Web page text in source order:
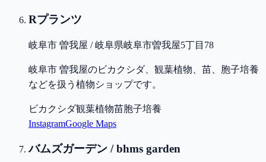
Rプランツ
岐阜市 曽我屋 / 岐阜県岐阜市曽我屋5丁目78
岐阜市 曽我屋のビカクシダ、観葉植物、苗、胞子培養
などを扱う植物ショップです。
ビカクシダ観葉植物苗胞子培養
InstagramGoogle Maps
バムズガーデン / bhms garden